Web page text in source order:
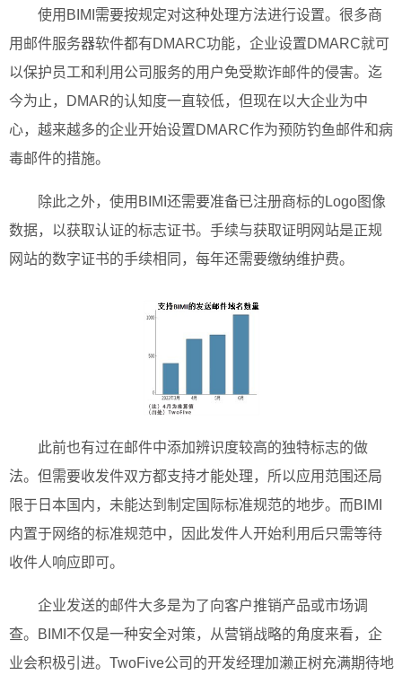
使用BIMI需要按规定对这种处理方法进行设置。很多商
用邮件服务器软件都有DMARC功能，企业设置DMARC就可
以保护员工和利用公司服务的用户免受欺诈邮件的侵害。迄
今为止，DMAR的认知度一直较低，但现在以大企业为中
心，越来越多的企业开始设置DMARC作为预防钓鱼邮件和病
毒邮件的措施。
除此之外，使用BIMI还需要准备已注册商标的Logo图像
数据，以获取认证的标志证书。手续与获取证明网站是正规
网站的数字证书的手续相同，每年还需要缴纳维护费。
此前也有过在邮件中添加辨识度较高的独特标志的做
法。但需要收发件双方都支持才能处理，所以应用范围还局
限于日本国内，未能达到制定国际标准规范的地步。而BIMI
内置于网络的标准规范中，因此发件人开始利用后只需等待
收件人响应即可。
企业发送的邮件大多是为了向客户推销产品或市场调
查。BIMI不仅是一种安全对策，从营销战略的角度来看，企
业会积极引进。TwoFive公司的开发经理加濑正树充满期待地